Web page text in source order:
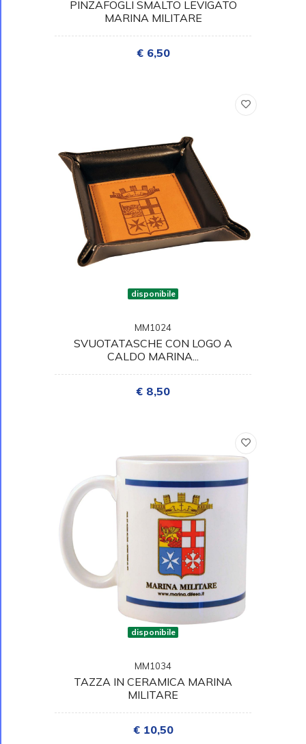
PINZAFOGLI SMALTO LEVIGATO
MARINA MILITARE
€ 6,50
disponibile
MM1024
SVUOTATASCHE CON LOGO A
CALDO MARINA...
€ 8,50
disponibile
MM1034
TAZZA IN CERAMICA MARINA
MILITARE
€ 10,50